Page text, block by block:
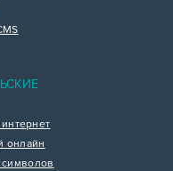
онлайн
символов